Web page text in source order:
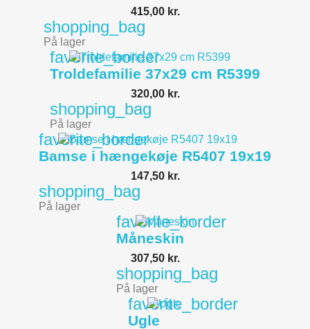
415,00 kr.
shopping_bag
På lager
favorite_border
Troldefamilie 37x29 cm R5399
320,00 kr.
shopping_bag
På lager
favorite_border
Bamse i hængekøje R5407 19x19
147,50 kr.
shopping_bag
På lager
favorite_border
Måneskin
307,50 kr.
shopping_bag
På lager
favorite_border
Ugle